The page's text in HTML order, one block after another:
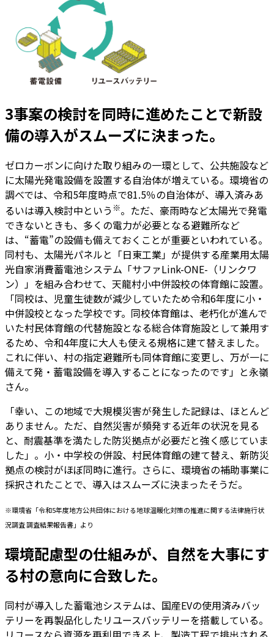
3事案の検討を同時に進めたことで新設
備の導入がスムーズに決まった。
ゼロカーボンに向けた取り組みの一環として、公共施設など
に太陽光発電設備を設置する自治体が増えている。環境省の
調べでは、令和5年度時点で81.5％の自治体が、導入済みあ
るいは導入検討中という ※。ただ、豪雨時など太陽光で発電
できないときも、多くの電力が必要となる避難所など
は、“蓄電”の設備も備えておくことが重要といわれている。
同村も、太陽光パネルと「日東工業」が提供する産業用太陽
光自家消費蓄電池システム「サファLink-ONE-（リンクワ
ン）」を組み合わせて、天龍村小中併設校の体育館に設置。
「同校は、児童生徒数が減少していたため令和6年度に小・
中併設校となった学校です。同校体育館は、老朽化が進んで
いた村民体育館の代替施設となる総合体育施設として兼用す
るため、令和4年度に大人も使える規格に建て替えました。
これに伴い、村の指定避難所も同体育館に変更し、万が一に
備えて発・蓄電設備を導入することになったのです」と永嶺
さん。
「幸い、この地域で大規模災害が発生した記録は、ほとんど
ありません。ただ、自然災害が頻発する近年の状況を見る
と、耐震基準を満たした防災拠点が必要だと強く感じていま
した」。小・中学校の併設、村民体育館の建て替え、新防災
拠点の検討がほぼ同時に進行。さらに、環境省の補助事業に
採択されたことで、導入はスムーズに決まったそうだ。
※環境省「令和5年度地方公共団体における地球温暖化対策の推進に関する法律施行状
況調査 調査結果報告書」より
環境配慮型の仕組みが、自然を大事にす
る村の意向に合致した。
同村が導入した蓄電池システムは、国産EVの使用済みバッ
テリーを再製品化したリユースバッテリーを搭載している。